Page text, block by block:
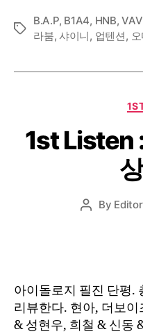
Tags
B.A.P, B1A4, HNB,VAV
라붐, 샤이니, 업텐션,
1st Listen
Post
By Editor
아이돌로지 필진 단평.
리뷰한다. 현아, 더보
& 성현우, 희철 & 신동